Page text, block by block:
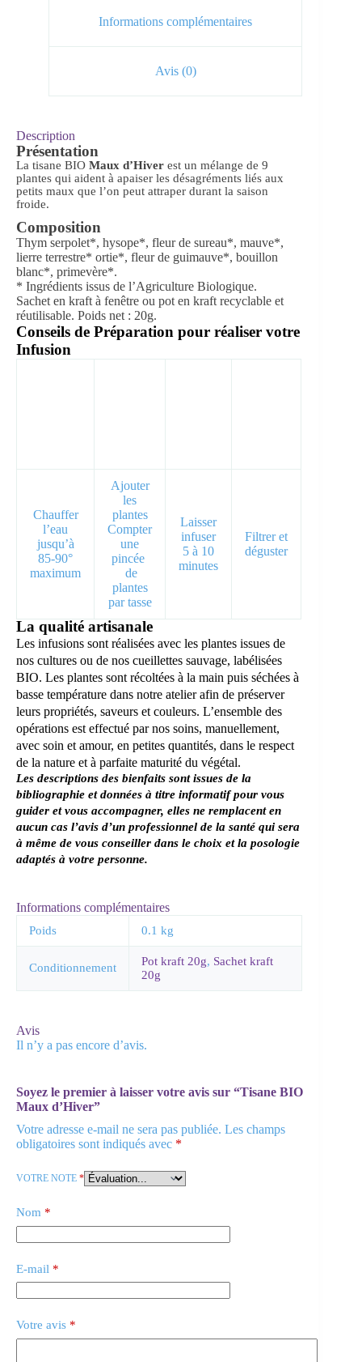
Informations complémentaires
Avis (0)
Description
Présentation
La tisane BIO Maux d’Hiver est un mélange de 9
plantes qui aident à apaiser les désagréments liés aux
petits maux que l’on peut attraper durant la saison
froide.
Composition
Thym serpolet*, hysope*, fleur de sureau*, mauve*,
lierre terrestre* ortie*, fleur de guimauve*, bouillon
blanc*, primevère*.
* Ingrédients issus de l’Agriculture Biologique.
Sachet en kraft à fenêtre ou pot en kraft recyclable et
réutilisable. Poids net : 20g.
Conseils de Préparation pour réaliser votre
Infusion
Chauffer
l’eau
jusqu’à
85-90°
maximum
Ajouter
les
plantes
Compter
une
pincée
de
plantes
par tasse
Laisser
infuser
5 à 10
minutes
Filtrer et
déguster
La qualité artisanale
Les infusions sont réalisées avec les plantes issues de
nos cultures ou de nos cueillettes sauvage, labélisées
BIO. Les plantes sont récoltées à la main puis séchées à
basse température dans notre atelier afin de préserver
leurs propriétés, saveurs et couleurs. L’ensemble des
opérations est effectué par nos soins, manuellement,
avec soin et amour, en petites quantités, dans le respect
de la nature et à parfaite maturité du végétal.
Les descriptions des bienfaits sont issues de la
bibliographie et données à titre informatif pour vous
guider et vous accompagner, elles ne remplacent en
aucun cas l’avis d’un professionnel de la santé qui sera
à même de vous conseiller dans le choix et la posologie
adaptés à votre personne.
Informations complémentaires
Poids 0.1 kg
Conditionnement Pot kraft 20g, Sachet kraft
20g
Avis
Il n’y a pas encore d’avis.
Soyez le premier à laisser votre avis sur “Tisane BIO
Maux d’Hiver”
Votre adresse e-mail ne sera pas publiée. Les champs
obligatoires sont indiqués avec *
VOTRE NOTE *
Nom *
E-mail *
Votre avis *